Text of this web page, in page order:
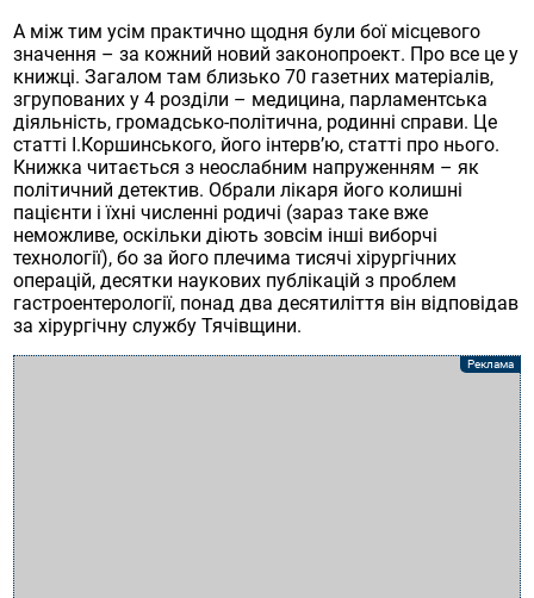
А між тим усім практично щодня були бої місцевого
значення – за кожний новий законопроект. Про все це у
книжці. Загалом там близько 70 газетних матеріалів,
згрупованих у 4 розділи – медицина, парламентська
діяльність, громадсько-політична, родинні справи. Це
статті І.Коршинського, його інтерв’ю, статті про нього.
Книжка читається з неослабним напруженням – як
політичний детектив. Обрали лікаря його колишні
пацієнти і їхні численні родичі (зараз таке вже
неможливе, оскільки діють зовсім інші виборчі
технології), бо за його плечима тисячі хірургічних
операцій, десятки наукових публікацій з проблем
гастроентерології, понад два десятиліття він відповідав
за хірургічну службу Тячівщини.